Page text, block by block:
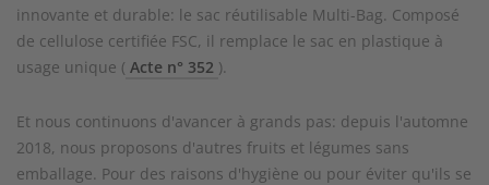
innovante et durable: le sac réutilisable Multi-Bag. Composé
de cellulose certifiée FSC, il remplace le sac en plastique à
usage unique ( Acte n° 352 ).
Et nous continuons d'avancer à grands pas: depuis l'automne
2018, nous proposons d'autres fruits et légumes sans
emballage. Pour des raisons d'hygiène ou pour éviter qu'ils se